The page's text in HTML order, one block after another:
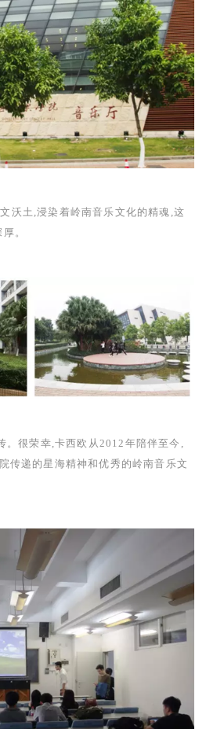
沃土,浸染着岭南音乐文化的精魂,这
。
。很荣幸,卡西欧从2012 年陪伴至今,
传递的星海精神和优秀的岭南音乐文